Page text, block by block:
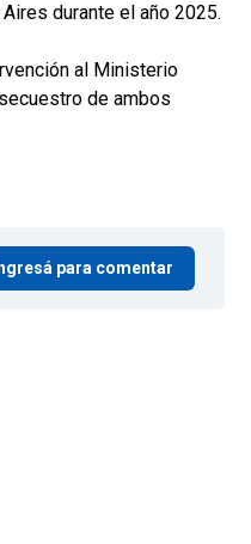
durante el año 2025.
al Ministerio
de ambos
para comentar